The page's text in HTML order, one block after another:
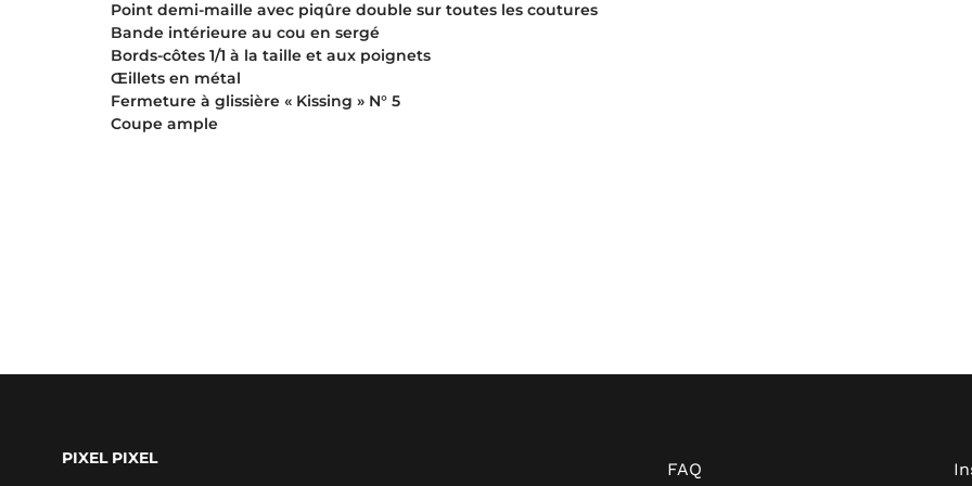
Point demi-maille avec piqûre double sur toutes les coutures
Bande intérieure au cou en sergé
Bords-côtes 1/1 à la taille et aux poignets
Œillets en métal
Fermeture à glissière « Kissing » N° 5
Coupe ample
PIXEL PIXEL
FAQ